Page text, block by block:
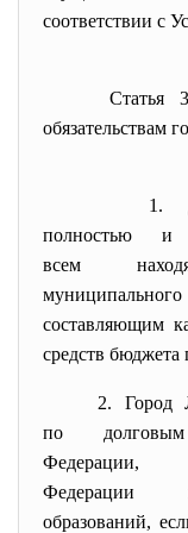
соответствии с
Статья
обязательствам
1.
полностью
всем
составляющим
средств бюджета
2. Город
по
образований,